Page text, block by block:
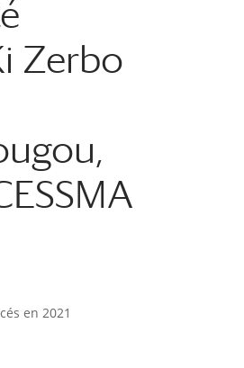
Zerbo
en 2021